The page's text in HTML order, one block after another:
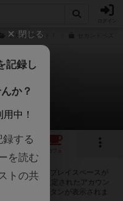
セカンドベスト！
スト
が提供中
カフェ
ームカフェ・プレイスペースが
都道府県が設定されたアカウン
に絞り込むボタンが表示されま
閉じる
記録し
か？
中！
する
を読む
トの共